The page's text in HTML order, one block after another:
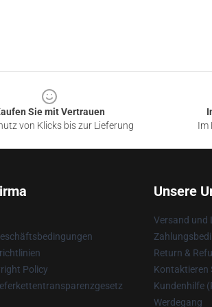
Sie mit Vertrauen
von Klicks bis zur Lieferung
Im
Policy
Unsere
Versand und
Return &
Kontaktieren
Kundenhilfe
Werdegang